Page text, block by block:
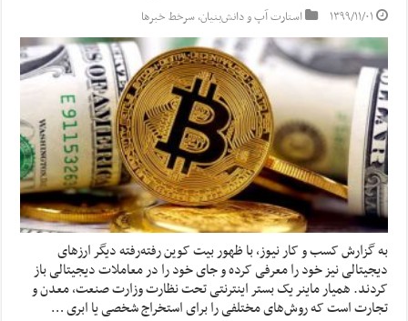
۱۳۹۹/۱۱/۰۱ استارت آپ‌ و دانش‌بنیان‌,سرخط خبرها
به گزارش کسب و کار نیوز، با ظهور بیت کوین رفته‌رفته دیگر ارزهای
دیجیتالی نیز خود را معرفی کرده و جای خود را در معاملات دیجیتالی باز
کردند. همیار ماینر یک بستر اینترنتی تحت نظارت وزارت صنعت، معدن و
تجارت است که روش‌های مختلفی را برای استخراج شخصی یا ابری …